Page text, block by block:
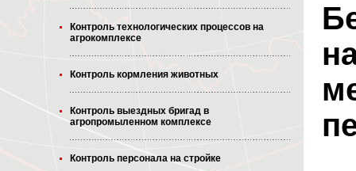
Контроль технологических процессов на
агрокомплексе
Контроль кормления животных
Контроль выездных бригад в
агропромыленном комплексе
Контроль персонала на стройке